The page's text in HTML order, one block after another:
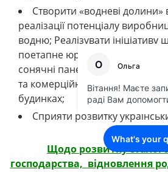
Створити «водневі долини»
реалізації потенціалу
водню; Реалізувати ініціативу
поетапне юридичне
сонячні панелі на нових
та комерційних будівлях та
будинках;
Сприяти розвитку
Щодо розвитку сталого
господарства, відновлення